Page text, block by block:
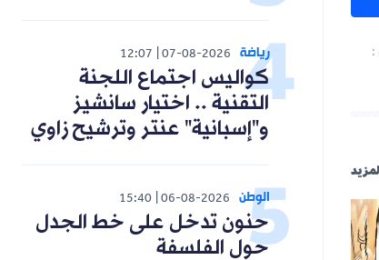
:
رياضة 07-08-2026
12:07
كواليس اجتماع اللجنة
التقنية .. اختيار سانشيز
و"إسبانية" عنتر وترشيح زاوي
الوطن 06-08-2026
15:40
حنون تدخل على خط الجدل
حول الفلسفة